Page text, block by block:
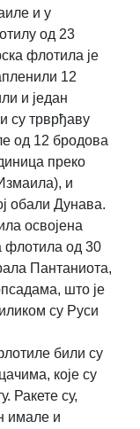
и у
од 23
флотила је
12
и један
су трврђаву
од 12 бродова
преко
и
обали Дунава.
освојена
флотила од 30
Пантаниота,
што је
су Руси
били су
које су
Ракете су,
имале и